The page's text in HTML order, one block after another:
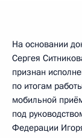
На основании
Сергея
признан
по итогам
мобильной
под
Федерации